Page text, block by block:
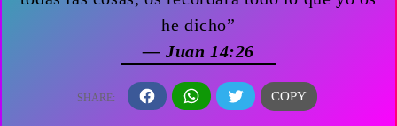
he dicho”
— Juan 14:26